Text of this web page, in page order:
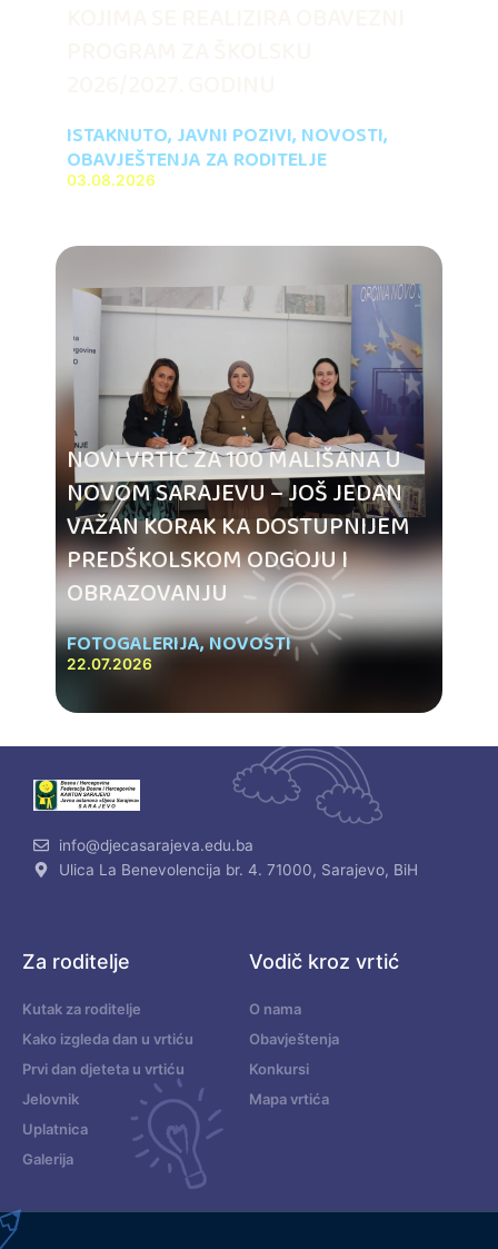
ISTAKNUTO, JAVNI POZIVI, NOVOSTI,
OBAVJEŠTENJA ZA RODITELJE
03.08.2026
NOVI VRTIĆ ZA 100 MALIŠANA U
NOVOM SARAJEVU – JOŠ JEDAN
VAŽAN KORAK KA DOSTUPNIJEM
PREDŠKOLSKOM ODGOJU I
OBRAZOVANJU
FOTOGALERIJA,NOVOSTI
22.07.2026
info@djecasarajeva.edu.ba
Ulica La Benevolencija br. 4. 71000, Sarajevo, BiH
Za roditelje
Kutak za roditelje
Kako izgleda dan u vrtiću
Prvi dan djeteta u vrtiću
Jelovnik
Uplatnica
Galerija
Vodič kroz vrtić
O nama
Obavještenja
Konkursi
Mapa vrtića